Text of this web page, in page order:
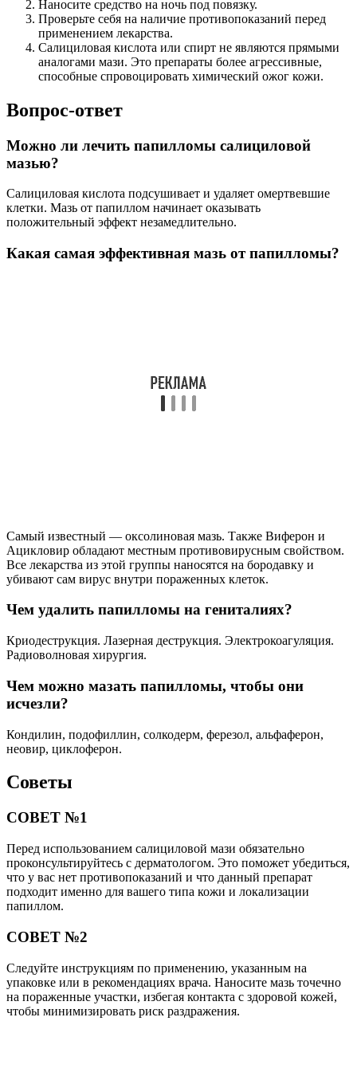
Наносите средство на ночь под повязку.
Проверьте себя на наличие противопоказаний перед
применением лекарства.
Салициловая кислота или спирт не являются прямыми
аналогами мази. Это препараты более агрессивные,
способные спровоцировать химический ожог кожи.
Вопрос-ответ
Можно ли лечить папилломы салициловой
мазью?
Салициловая кислота подсушивает и удаляет омертвевшие
клетки. Мазь от папиллом начинает оказывать
положительный эффект незамедлительно.
Какая самая эффективная мазь от папилломы?
Самый известный — оксолиновая мазь. Также Виферон и
Ацикловир обладают местным противовирусным свойством.
Все лекарства из этой группы наносятся на бородавку и
убивают сам вирус внутри пораженных клеток.
Чем удалить папилломы на гениталиях?
Криодеструкция. Лазерная деструкция. Электрокоагуляция.
Радиоволновая хирургия.
Чем можно мазать папилломы, чтобы они
исчезли?
Кондилин, подофиллин, солкодерм, ферезол, альфаферон,
неовир, циклоферон.
Советы
СОВЕТ №1
Перед использованием салициловой мази обязательно
проконсультируйтесь с дерматологом. Это поможет убедиться,
что у вас нет противопоказаний и что данный препарат
подходит именно для вашего типа кожи и локализации
папиллом.
СОВЕТ №2
Следуйте инструкциям по применению, указанным на
упаковке или в рекомендациях врача. Наносите мазь точечно
на пораженные участки, избегая контакта с здоровой кожей,
чтобы минимизировать риск раздражения.